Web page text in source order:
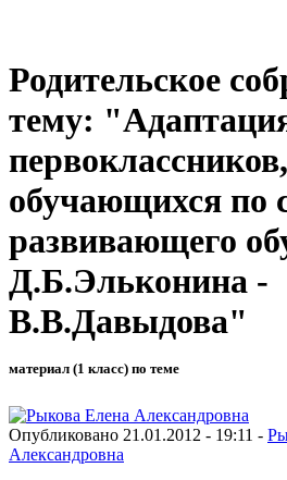
Родительское
тему:
первоклассников,
обучающихся по
развивающего
Д.Б.Эльконина -
В.В.Давыдова"
материал (1 класс) по теме
Опубликовано 21.01.2012 - 19:11 -
Александровна